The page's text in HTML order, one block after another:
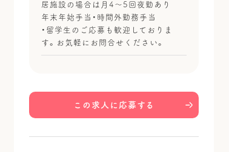
居施設の場合は月4～5回夜勤あり
年末年始手当・時間外勤務手当
・留学生のご応募も歓迎しておりま
す。お気軽にお問合せください。
この求人に応募する